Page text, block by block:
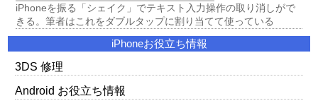
iPhoneを振る「シェイク」でテキスト入力操作の取り消しがで
きる。筆者はこれをダブルタップに割り当てて使っている
iPhoneお役立ち情報
3DS 修理
Android お役立ち情報